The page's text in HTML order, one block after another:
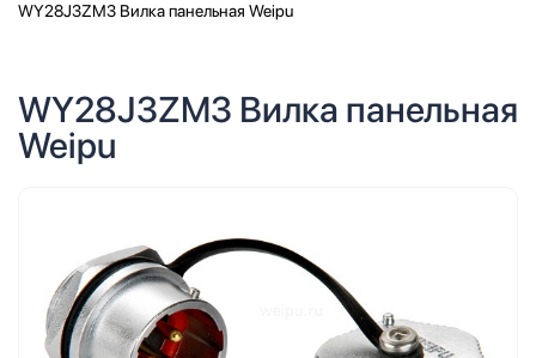
WY28J3ZM3 Вилка панельная Weipu
WY28J3ZM3 Вилка панельная
Weipu